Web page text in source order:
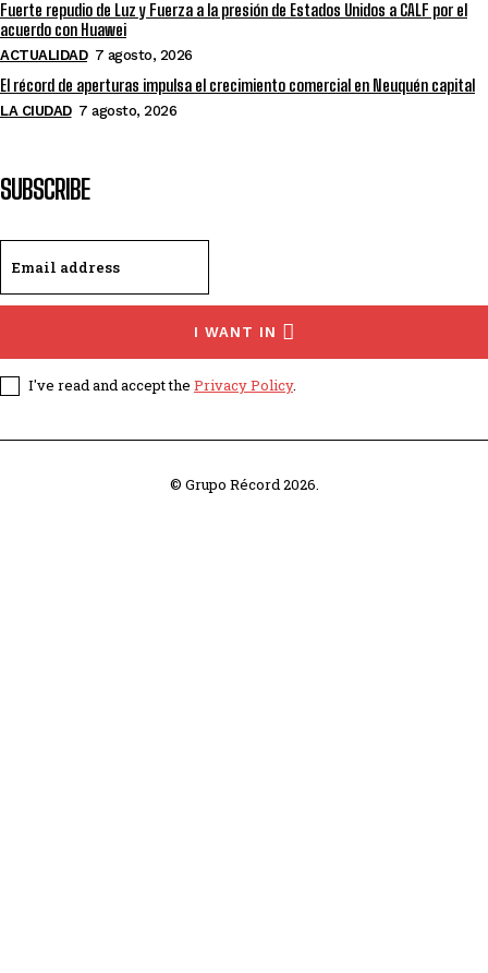
Fuerte repudio de Luz y Fuerza a la presión de Estados Unidos a CALF por el
acuerdo con Huawei
ACTUALIDAD 7 agosto, 2026
El récord de aperturas impulsa el crecimiento comercial en Neuquén capital
LA CIUDAD 7 agosto, 2026
SUBSCRIBE
I WANT IN
I've read and accept the Privacy Policy.
© Grupo Récord 2026.